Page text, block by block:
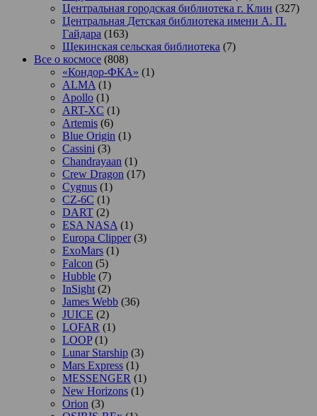
Центральная городская библиотека г. Клин (327)
Центральная Детская библиотека имени А. П.
Гайдара (163)
Щекинская сельская библиотека (7)
Все о космосе (808)
«Кондор-ФКА» (1)
ALMA (1)
Apollo (1)
ART-XC (1)
Artemis (6)
Blue Origin (1)
Cassini (3)
Chandrayaan (1)
Crew Dragon (17)
Cygnus (1)
CZ-6C (1)
DART (2)
ESA NASA (1)
Europa Clipper(3)
ExoMars (1)
Falcon (5)
Hubble (7)
InSight (2)
James Webb (36)
JUICE (2)
LOFAR (1)
LOOP(1)
Lunar Starship (3)
Mars Express (1)
MESSENGER (1)
New Horizons (1)
Orion (3)